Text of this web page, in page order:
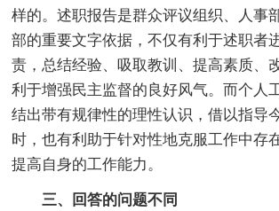
样的。述职报告是群众评议组织、人事
部的重要文字依据，不仅有利于述职者
责，总结经验、吸取教训、提高素质、
利于增强民主监督的良好风气。而个人
结出带有规律性的理性认识，借以指导
时，也有利助于针对性地克服工作中存
提高自身的工作能力。
三、回答的问题不同